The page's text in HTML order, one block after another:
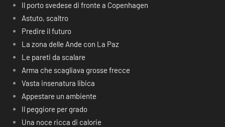
Il porto svedese di fronte a Copenhagen
Astuto, scaltro
Predire il futuro
La zona delle Ande con La Paz
Le pareti da scalare
Arma che scagliava grosse frecce
Vasta insenatura libica
Appestare un ambiente
Il peggiore per grado
Una noce ricca di calorie